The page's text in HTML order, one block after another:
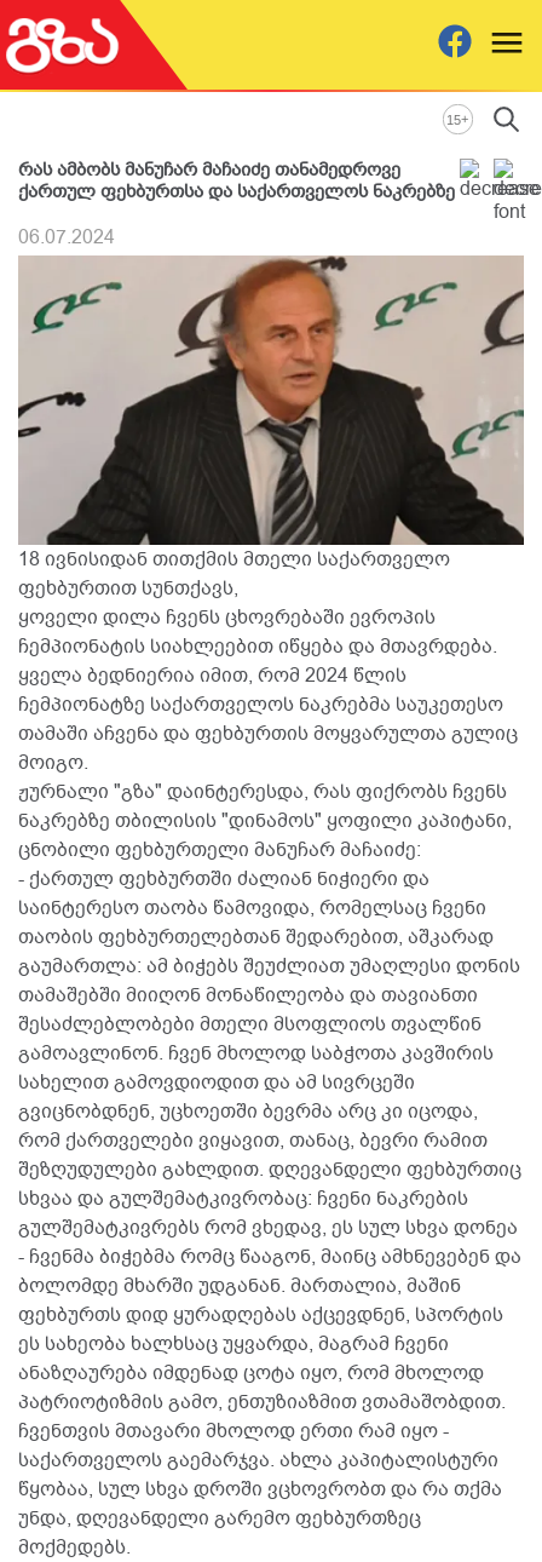
15+
რას ამბობს მანუჩარ მაჩაიძე თანამედროვე
ქართულ ფეხბურთსა და საქართველოს ნაკრებზე
06.07.2024
18 ივნისიდან თითქმის მთელი საქართველო
ფეხბურთით სუნთქავს,
ყოველი დილა ჩვენს ცხოვრებაში ევროპის
ჩემპიონატის სიახლეებით იწყება და მთავრდება.
ყველა ბედნიერია იმით, რომ 2024 წლის
ჩემპიონატზე საქართველოს ნაკრებმა საუკეთესო
თამაში აჩვენა და ფეხბურთის მოყვარულთა გულიც
მოიგო.
ჟურნალი "გზა" დაინტერესდა, რას ფიქრობს ჩვენს
ნაკრებზე თბილისის "დინამოს" ყოფილი კაპიტანი,
ცნობილი ფეხბურთელი მანუჩარ მაჩაიძე:
- ქართულ ფეხბურთში ძალიან ნიჭიერი და
საინტერესო თაობა წამოვიდა, რომელსაც ჩვენი
თაობის ფეხბურთელებთან შედარებით, აშკარად
გაუმართლა: ამ ბიჭებს შეუძლიათ უმაღლესი დონის
თამაშებში მიიღონ მონაწილეობა და თავიანთი
შესაძლებლობები მთელი მსოფლიოს თვალწინ
გამოავლინონ. ჩვენ მხოლოდ საბჭოთა კავშირის
სახელით გამოვდიოდით და ამ სივრცეში
გვიცნობდნენ, უცხოეთში ბევრმა არც კი იცოდა,
რომ ქართველები ვიყავით, თანაც, ბევრი რამით
შეზღუდულები გახლდით. დღევანდელი ფეხბურთიც
სხვაა და გულშემატკივრობაც: ჩვენი ნაკრების
გულშემატკივრებს რომ ვხედავ, ეს სულ სხვა დონეა
- ჩვენმა ბიჭებმა რომც წააგონ, მაინც ამხნევებენ და
ბოლომდე მხარში უდგანან. მართალია, მაშინ
ფეხბურთს დიდ ყურადღებას აქცევდნენ, სპორტის
ეს სახეობა ხალხსაც უყვარდა, მაგრამ ჩვენი
ანაზღაურება იმდენად ცოტა იყო, რომ მხოლოდ
პატრიოტიზმის გამო, ენთუზიაზმით ვთამაშობდით.
ჩვენთვის მთავარი მხოლოდ ერთი რამ იყო -
საქართველოს გაემარჯვა. ახლა კაპიტალისტური
წყობაა, სულ სხვა დროში ვცხოვრობთ და რა თქმა
უნდა, დღევანდელი გარემო ფეხბურთზეც
მოქმედებს.